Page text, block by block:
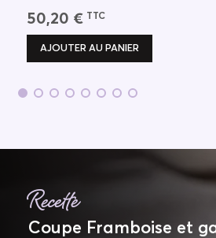
50,20 € TTC
AJOUTER AU PANIER
Recette
Coupe Framboise et